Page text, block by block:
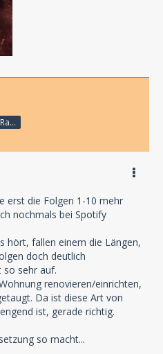
hört Hörspiele beim Rasenmähen
erst die Folgen 1-10 mehr
nochmals bei Spotify
hört, fallen einem die Längen,
doch deutlich
so sehr auf.
renovieren/einrichten,
Da ist diese Art von
ist, gerade richtig.
so macht...